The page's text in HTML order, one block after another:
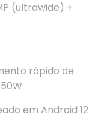
(ultrawide) +
rápido de
em Android 12